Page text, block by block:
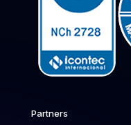
Partners